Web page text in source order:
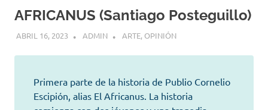
AFRICANUS (Santiago Posteguillo)
ABRIL 16, 2023 ADMIN ARTE, OPINIÓN
Primera parte de la historia de Publio Cornelio
Escipión, alias El Africanus. La historia